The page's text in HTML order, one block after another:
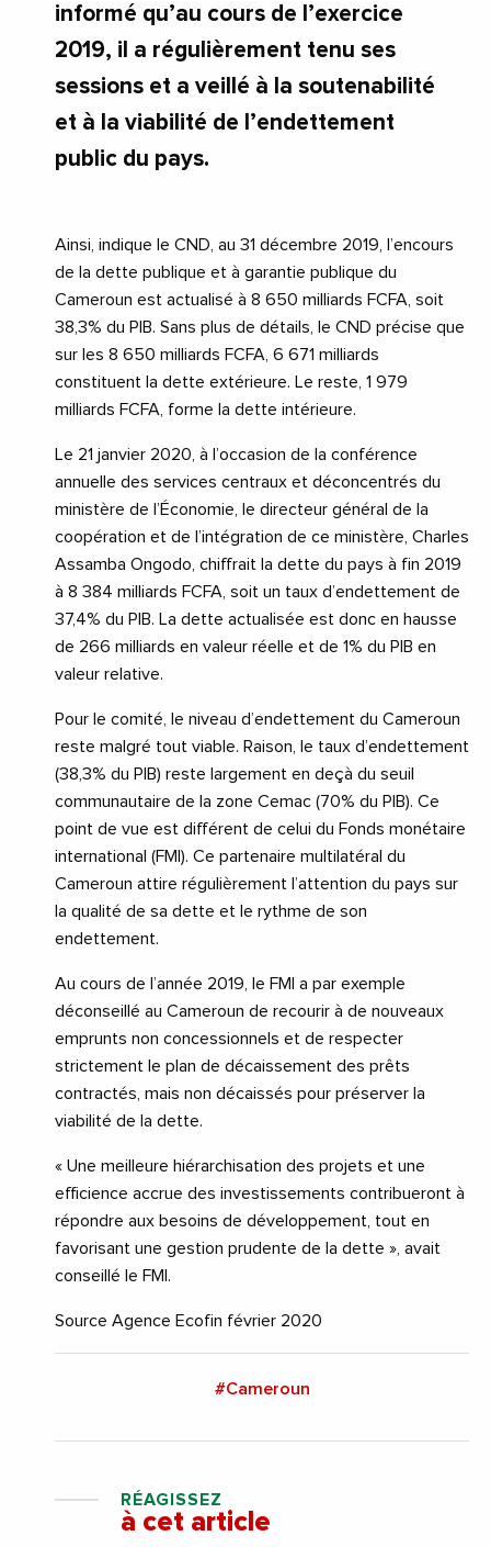
informé qu’au cours de l’exercice
2019, il a régulièrement tenu ses
sessions et a veillé à la soutenabilité
et à la viabilité de l’endettement
public du pays.
Ainsi, indique le CND, au 31 décembre 2019, l’encours
de la dette publique et à garantie publique du
Cameroun est actualisé à 8 650 milliards FCFA, soit
38,3% du PIB. Sans plus de détails, le CND précise que
sur les 8 650 milliards FCFA, 6 671 milliards
constituent la dette extérieure. Le reste, 1 979
milliards FCFA, forme la dette intérieure.
Le 21 janvier 2020, à l’occasion de la conférence
annuelle des services centraux et déconcentrés du
ministère de l’Économie, le directeur général de la
coopération et de l’intégration de ce ministère, Charles
Assamba Ongodo, chiffrait la dette du pays à fin 2019
à 8 384 milliards FCFA, soit un taux d’endettement de
37,4% du PIB. La dette actualisée est donc en hausse
de 266 milliards en valeur réelle et de 1% du PIB en
valeur relative.
Pour le comité, le niveau d’endettement du Cameroun
reste malgré tout viable. Raison, le taux d’endettement
(38,3% du PIB) reste largement en deçà du seuil
communautaire de la zone Cemac (70% du PIB). Ce
point de vue est différent de celui du Fonds monétaire
international (FMI). Ce partenaire multilatéral du
Cameroun attire régulièrement l’attention du pays sur
la qualité de sa dette et le rythme de son
endettement.
Au cours de l’année 2019, le FMI a par exemple
déconseillé au Cameroun de recourir à de nouveaux
emprunts non concessionnels et de respecter
strictement le plan de décaissement des prêts
contractés, mais non décaissés pour préserver la
viabilité de la dette.
« Une meilleure hiérarchisation des projets et une
efficience accrue des investissements contribueront à
répondre aux besoins de développement, tout en
favorisant une gestion prudente de la dette », avait
conseillé le FMI.
Source Agence Ecofin février 2020
#Cameroun
RÉAGISSEZ
à cet article